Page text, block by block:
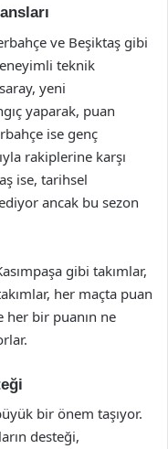
ve Beşiktaş gibi
teknik
yeni
yaparak, puan
ise genç
rakiplerine karşı
ise, tarihsel
ancak bu sezon
gibi takımlar,
her maçta puan
bir puanın ne
bir önem taşıyor.
desteği,